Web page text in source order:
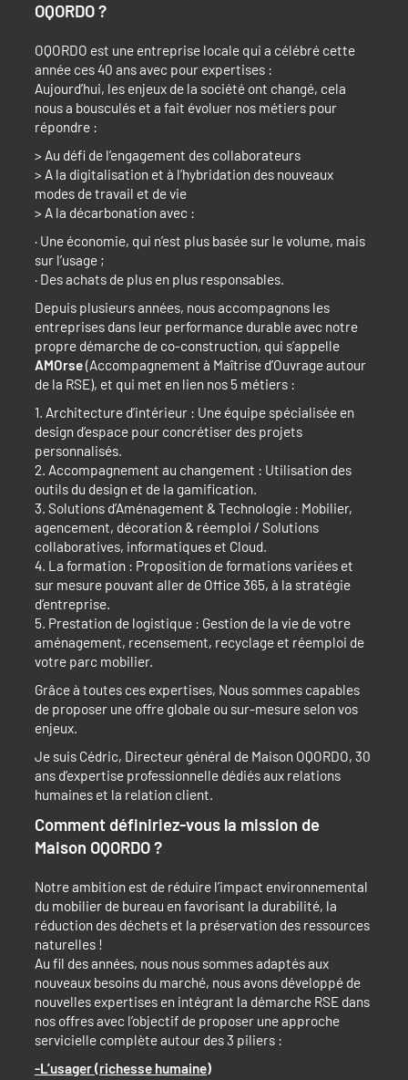
OQORDO ?
OQORDO est une entreprise locale qui a célébré cette
année ces 40 ans avec pour expertises :
Aujourd’hui, les enjeux de la société ont changé, cela
nous a bousculés et a fait évoluer nos métiers pour
répondre :
> Au défi de l’engagement des collaborateurs
> A la digitalisation et à l’hybridation des nouveaux
modes de travail et de vie
> A la décarbonation avec :
· Une économie, qui n’est plus basée sur le volume, mais
sur l’usage ;
· Des achats de plus en plus responsables.
Depuis plusieurs années, nous accompagnons les
entreprises dans leur performance durable avec notre
propre démarche de co-construction, qui s’appelle
AMOrse(Accompagnement à Maîtrise d’Ouvrage autour
de la RSE), et qui met en lien nos 5 métiers :
1. Architecture d’intérieur : Une équipe spécialisée en
design d’espace pour concrétiser des projets
personnalisés.
2. Accompagnement au changement : Utilisation des
outils du design et de la gamification.
3. Solutions d’Aménagement & Technologie : Mobilier,
agencement, décoration & réemploi / Solutions
collaboratives, informatiques et Cloud.
4. La formation : Proposition de formations variées et
sur mesure pouvant aller de Office 365, à la stratégie
d’entreprise.
5. Prestation de logistique : Gestion de la vie de votre
aménagement, recensement, recyclage et réemploi de
votre parc mobilier.
Grâce à toutes ces expertises, Nous sommes capables
de proposer une offre globale ou sur-mesure selon vos
enjeux.
Je suis Cédric, Directeur général de Maison OQORDO, 30
ans d’expertise professionnelle dédiés aux relations
humaines et la relation client.
Comment définiriez-vous la mission de
Maison OQORDO ?
Notre ambition est de réduire l’impact environnemental
du mobilier de bureau en favorisant la durabilité, la
réduction des déchets et la préservation des ressources
naturelles !
Au fil des années, nous nous sommes adaptés aux
nouveaux besoins du marché, nous avons développé de
nouvelles expertises en intégrant la démarche RSE dans
nos offres avec l’objectif de proposer une approche
servicielle complète autour des 3 piliers :
-L’usager (richesse humaine)